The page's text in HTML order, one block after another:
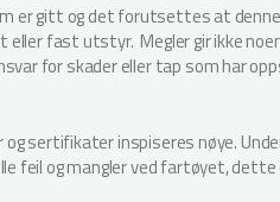
er gitt og det forutsettes at
fast utstyr. Megler gir ikke
for skader eller tap som har
sertifikater inspiseres nøye.
feil og mangler ved fartøyet,